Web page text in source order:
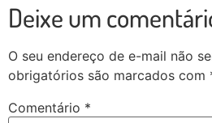
Deixe um
O seu endereço de e-mail não
obrigatórios são marcados com
Comentário *